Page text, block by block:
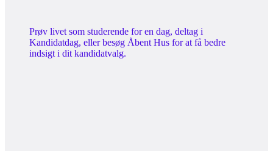
Prøv livet som studerende for en dag, deltag i
Kandidatdag, eller besøg Åbent Hus for at få bedre
indsigt i dit kandidatvalg.